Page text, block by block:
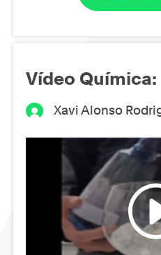
Vídeo Química:
Xavi Alonso